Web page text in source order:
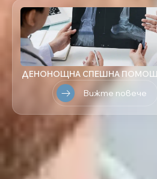
ДЕНОНОЩНА СПЕШНА ПОМОЩ
Вижте повече